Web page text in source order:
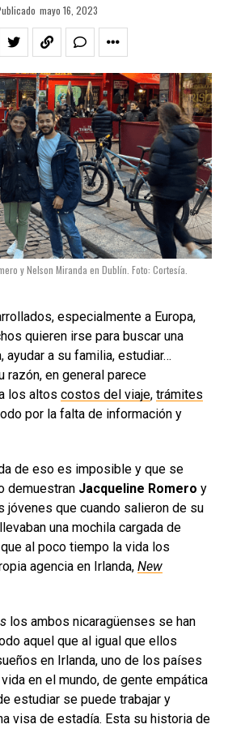
mayo 16, 2023
y Nelson Miranda en Dublín. Foto: Cortesía.
especialmente a Europa,
quieren irse para buscar una
ayudar a su familia, estudiar…
razón, en general parece
los altos costos del viaje, trámites
por la falta de información y
de eso es imposible y que se
demuestran Jacqueline Romero y
jóvenes que cuando salieron de su
una mochila cargada de
al poco tiempo la vida los
agencia en Irlanda, New
los ambos nicaragüenses se han
aquel que al igual que ellos
en Irlanda, uno de los países
en el mundo, de gente empática
estudiar se puede trabajar y
visa de estadía. Esta su historia de